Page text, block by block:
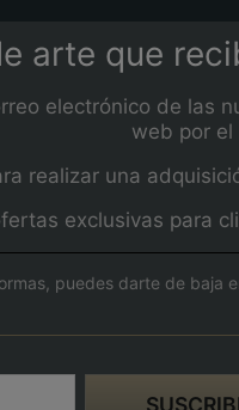
arte que
electrónico de las
web por el
realizar una
exclusivas para
puedes darte de